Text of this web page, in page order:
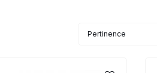
Pertinence